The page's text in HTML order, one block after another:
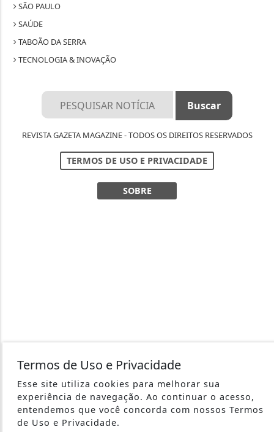
SÃO PAULO
SAÚDE
TABOÃO DA SERRA
TECNOLOGIA & INOVAÇÃO
REVISTA GAZETA MAGAZINE - TODOS OS DIREITOS RESERVADOS
TERMOS DE USO E PRIVACIDADE
SOBRE
Termos de Uso e Privacidade
Esse site utiliza cookies para melhorar sua
experiência de navegação. Ao continuar o acesso,
entendemos que você concorda com nossos Termos
de Uso e Privacidade.